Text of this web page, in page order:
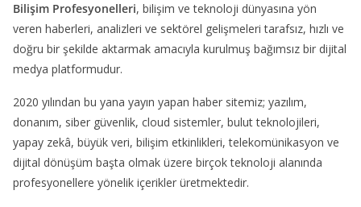
Bilişim Profesyonelleri, bilişim ve teknoloji dünyasına yön
veren haberleri, analizleri ve sektörel gelişmeleri tarafsız, hızlı ve
doğru bir şekilde aktarmak amacıyla kurulmuş bağımsız bir dijital
medya platformudur.
2020 yılından bu yana yayın yapan haber sitemiz; yazılım,
donanım, siber güvenlik, cloud sistemler, bulut teknolojileri,
yapay zekâ, büyük veri, bilişim etkinlikleri, telekomünikasyon ve
dijital dönüşüm başta olmak üzere birçok teknoloji alanında
profesyonellere yönelik içerikler üretmektedir.